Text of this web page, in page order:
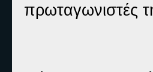
πρωταγωνιστές